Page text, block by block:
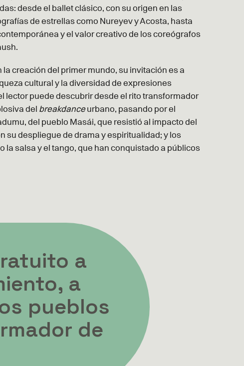
desde el ballet clásico, con su origen en las
de estrellas como Nureyev y Acosta, hasta
y el valor creativo de los coreógrafos
creación del primer mundo, su invitación es a
cultural y la diversidad de expresiones
lector puede descubrir desde el rito transformador
del breakdanceurbano, pasando por el
del pueblo Masái, que resistió al impacto del
su despliegue de drama y espiritualidad; y los
la salsa y el tango, que han conquistado a públicos
a
a
pueblos
de